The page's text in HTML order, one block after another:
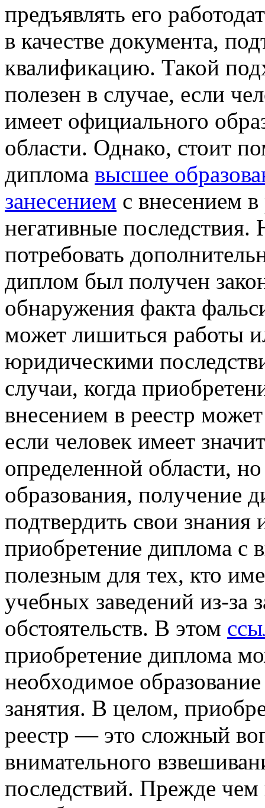
предъявлять его
в качестве документа,
квалификацию. Такой
полезен в случае, если
имеет официального
области. Однако, стоит
диплома высшее
занесением с внесением
негативные последствия.
потребовать
диплом был получен
обнаружения факта
может лишиться работы
юридическими
случаи, когда
внесением в реестр
если человек имеет
определенной области,
образования, получение
подтвердить свои
приобретение диплома с
полезным для тех, кто
учебных заведений из-за
обстоятельств. В этом
приобретение диплома
необходимое
занятия. В целом,
реестр — это сложный
внимательного
последствий. Прежде